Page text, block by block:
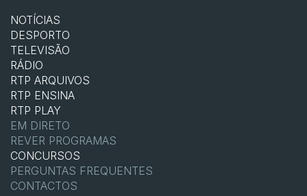
NOTÍCIAS
DESPORTO
TELEVISÃO
RÁDIO
RTP ARQUIVOS
RTP ENSINA
RTP PLAY
EM DIRETO
REVER PROGRAMAS
CONCURSOS
PERGUNTAS FREQUENTES
CONTACTOS